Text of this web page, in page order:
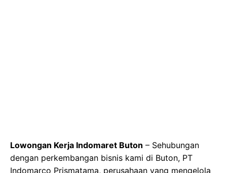
Lowongan Kerja Indomaret Buton – Sehubungan
dengan perkembangan bisnis kami di Buton, PT
Indomarco Prismatama, perusahaan yang mengelola